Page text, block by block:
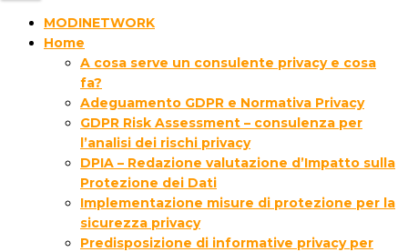
MODINETWORK
Home
A cosa serve un consulente privacy e cosa
fa?
Adeguamento GDPR e Normativa Privacy
GDPR Risk Assessment – consulenza per
l’analisi dei rischi privacy
DPIA – Redazione valutazione d’Impatto sulla
Protezione dei Dati
Implementazione misure di protezione per la
sicurezza privacy
Predisposizione di informative privacy per